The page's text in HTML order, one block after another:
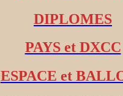
DIPLOMES
PAYS et DXCC
ESPACE et